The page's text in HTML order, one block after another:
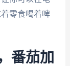
零食喝着啤
番茄加